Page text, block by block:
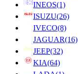
INEOS(1)
ISUZU(26)
IVECO(8)
JAGUAR(16)
JEEP(32)
KIA(64)